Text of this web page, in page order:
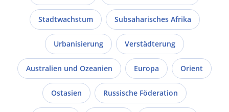
Stadtwachstum Subsaharisches Afrika
Urbanisierung Verstädterung
Australien und Ozeanien Europa Orient
Ostasien Russische Föderation